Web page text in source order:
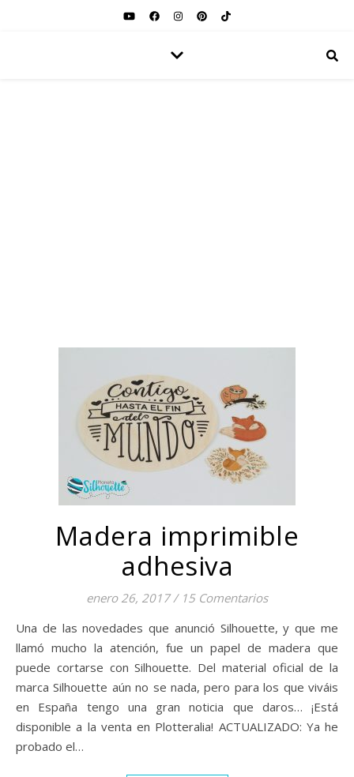
Madera imprimible
adhesiva
enero 26, 2017 / 15 Comentarios
Una de las novedades que anunció Silhouette, y que me
llamó mucho la atención, fue un papel de madera que
puede cortarse con Silhouette. Del material oficial de la
marca Silhouette aún no se nada, pero para los que viváis
en España tengo una gran noticia que daros… ¡Está
disponible a la venta en Plotteralia! ACTUALIZADO: Ya he
probado el…